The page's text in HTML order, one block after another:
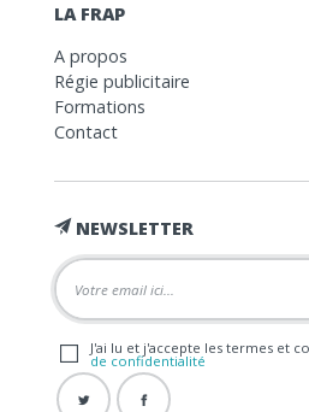
LA FRAP
A propos
Régie publicitaire
Formations
Contact
NEWSLETTER
J'ai lu et j'accepte les termes et
de confidentialité